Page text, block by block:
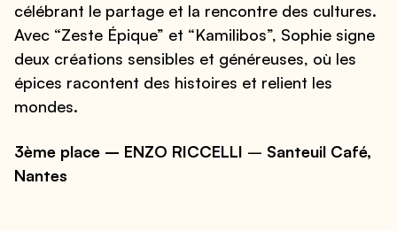
célébrant le partage et la rencontre des cultures.
Avec “Zeste Épique” et “Kamilibos”, Sophie signe
deux créations sensibles et généreuses, où les
épices racontent des histoires et relient les
mondes.
3ème place – ENZO RICCELLI – Santeuil Café,
Nantes